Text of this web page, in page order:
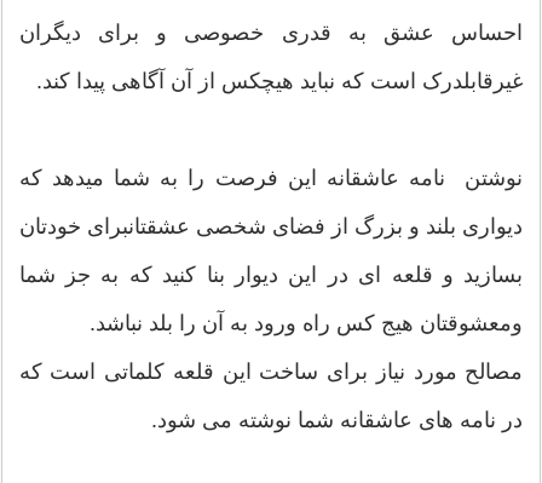
احساس عشق به قدری خصوصی و برای دیگران
غیرقابلدرک است که نباید هیچکس از آن آگاهی پیدا کند.
نوشتن نامه عاشقانه این فرصت را به شما میدهد که
دیواری بلند و بزرگ از فضای شخصی عشقتانبرای خودتان
بسازید و قلعه ای در این دیوار بنا کنید که به جز شما
ومعشوقتان هیج کس راه ورود به آن را بلد نباشد.
مصالح مورد نیاز برای ساخت این قلعه کلماتی است که
در نامه های عاشقانه شما نوشته می شود.